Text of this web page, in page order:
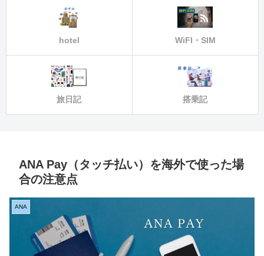
hotel WiFI・SIM
旅日記 搭乗記
ANA Pay（タッチ払い）を海外で使った場
合の注意点
ANA